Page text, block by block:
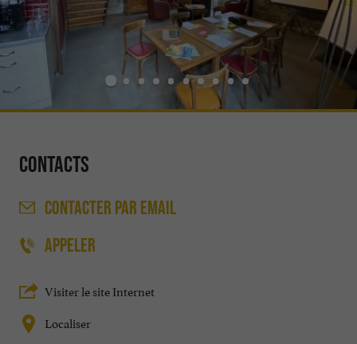
Contacts
CONTACTER PAR EMAIL
APPELER
Visiter le site Internet
Localiser